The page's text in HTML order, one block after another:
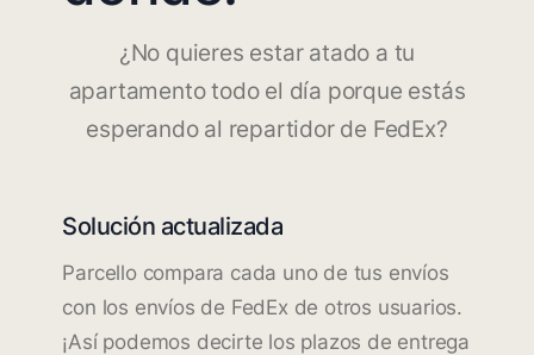
¿No quieres estar atado a tu
apartamento todo el día porque estás
esperando al repartidor de FedEx?
Solución actualizada
Parcello compara cada uno de tus envíos
con los envíos de FedEx de otros usuarios.
¡Así podemos decirte los plazos de entrega